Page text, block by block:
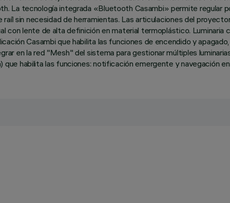
La tecnología integrada «Bluetooth Casambi» permite regular
sin necesidad de herramientas. Las articulaciones del
con lente de alta definición en material termoplástico.
Casambi que habilita las funciones de encendido y
en la red "Mesh" del sistema para gestionar múltiples
habilita las funciones: notificación emergente y navegación